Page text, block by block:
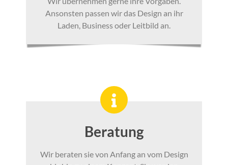
Ansonsten passen wir das Design an ihr
Laden, Business oder Leitbild an.
Beratung
Wir beraten sie von Anfang an vom Design